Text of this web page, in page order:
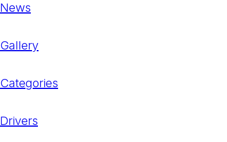
News
Gallery
Categories
Drivers